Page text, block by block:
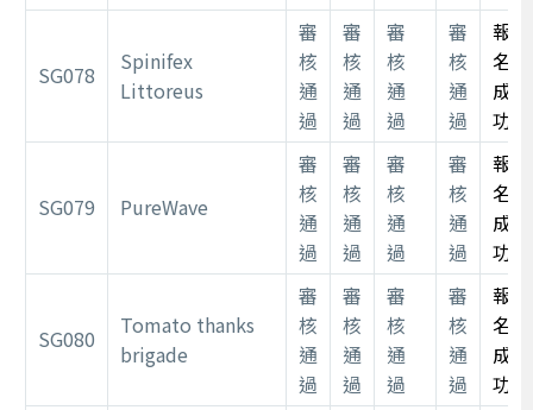
SG078
Spinifex
Littoreus
審
核
通
過
審
核
通
過
審
核
通
過
審
核
通
過
報
名
成
功
SG079 PureWave
審
核
通
過
審
核
通
過
審
核
通
過
審
核
通
過
報
名
成
功
SG080
Tomato thanks
brigade
審
核
通
過
審
核
通
過
審
核
通
過
審
核
通
過
報
名
成
功